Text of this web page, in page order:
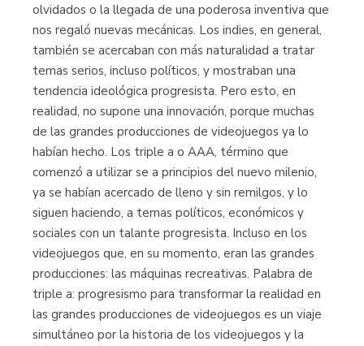
olvidados o la llegada de una poderosa inventiva que
nos regaló nuevas mecánicas. Los indies, en general,
también se acercaban con más naturalidad a tratar
temas serios, incluso políticos, y mostraban una
tendencia ideológica progresista. Pero esto, en
realidad, no supone una innovación, porque muchas
de las grandes producciones de videojuegos ya lo
habían hecho. Los triple a o AAA, término que
comenzó a utilizar se a principios del nuevo milenio,
ya se habían acercado de lleno y sin remilgos, y lo
siguen haciendo, a temas políticos, económicos y
sociales con un talante progresista. Incluso en los
videojuegos que, en su momento, eran las grandes
producciones: las máquinas recreativas. Palabra de
triple a: progresismo para transformar la realidad en
las grandes producciones de videojuegos es un viaje
simultáneo por la historia de los videojuegos y la